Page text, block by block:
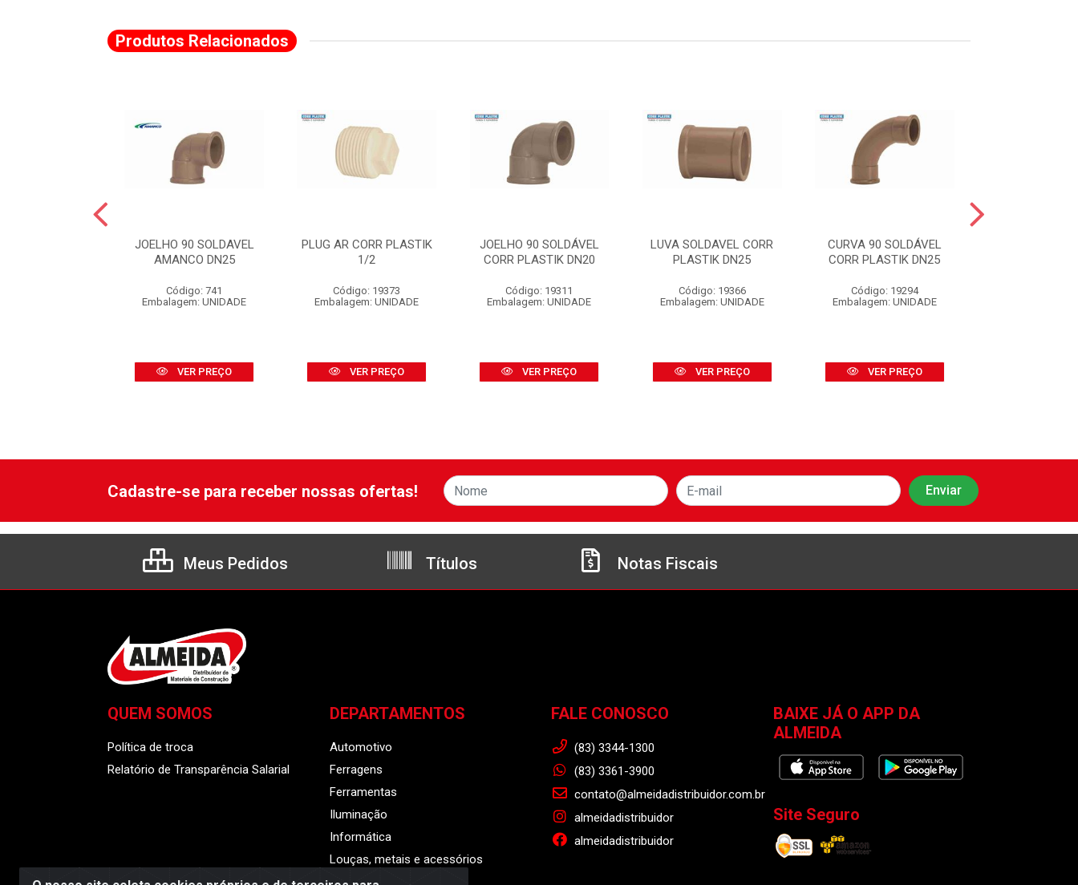
Produtos Relacionados
JOELHO 90 SOLDAVEL
AMANCO DN25
Código: 741
Embalagem: UNIDADE
VER PREÇO
PLUG AR CORR PLASTIK
1/2
Código: 19373
Embalagem: UNIDADE
VER PREÇO
JOELHO 90 SOLDÁVEL
CORR PLASTIK DN20
Código: 19311
Embalagem: UNIDADE
VER PREÇO
LUVA SOLDAVEL CORR
PLASTIK DN25
Código: 19366
Embalagem: UNIDADE
VER PREÇO
CURVA 90 SOLDÁVEL
CORR PLASTIK DN25
Código: 19294
Embalagem: UNIDADE
VER PREÇO
Cadastre-se para receber nossas ofertas!
Meus Pedidos Títulos Notas Fiscais
QUEM SOMOS
Política de troca
Relatório de Transparência Salarial
DEPARTAMENTOS
Automotivo
Ferragens
Ferramentas
Iluminação
Informática
Louças, metais e acessórios
FALE CONOSCO
(83) 3344-1300
(83) 3361-3900
contato@almeidadistribuidor.com.br
almeidadistribuidor
almeidadistribuidor
BAIXE JÁ O APP DA
ALMEIDA
Site Seguro